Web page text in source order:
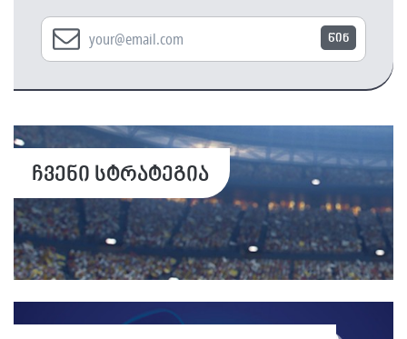
წინ
ჩვენი სტრატეგია